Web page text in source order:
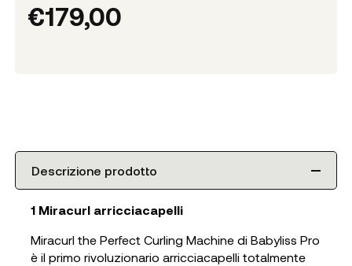
€179,00
Descrizione prodotto
1 Miracurl arricciacapelli
Miracurl the Perfect Curling Machine di Babyliss Pro
è il primo rivoluzionario arricciacapelli totalmente